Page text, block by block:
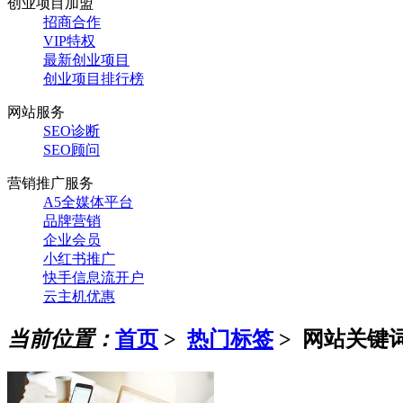
创业项目加盟
招商合作
VIP特权
最新创业项目
创业项目排行榜
网站服务
SEO诊断
SEO顾问
营销推广服务
A5全媒体平台
品牌营销
企业会员
小红书推广
快手信息流开户
云主机优惠
当前位置： 首页 > 热门标签 > 网站关键